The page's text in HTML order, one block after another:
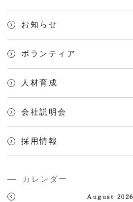
お知らせ
ボランティア
人材育成
会社説明会
採用情報
カレンダー
August 2026